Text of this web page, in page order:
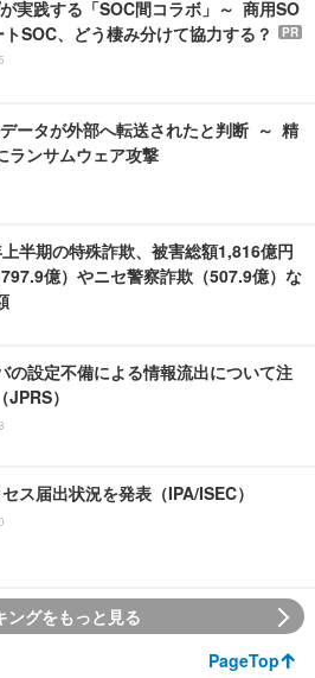
実践する「SOC間コラボ」～ 商用SO
SOC、どう棲み分けて協力する？
PR
ータが外部へ転送されたと判断 ～ 精
ランサムウェア攻撃
半期の特殊詐欺、被害総額1,816億円
億）やニセ警察詐欺（507.9億）な
の設定不備による情報流出について注
）
ス届出状況を発表（IPA/ISEC）
ングをもっと見る
PageTop